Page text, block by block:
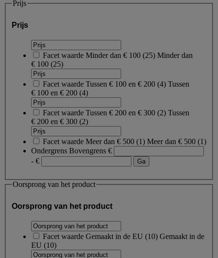
Prijs
Prijs
Facet waarde Minder dan € 100 (25) Minder dan
€ 100 (25)
Facet waarde Tussen € 100 en € 200 (4) Tussen
€ 100 en € 200 (4)
Facet waarde Tussen € 200 en € 300 (2) Tussen
€ 200 en € 300 (2)
Facet waarde Meer dan € 500 (1) Meer dan € 500 (1)
Ondergrens Bovengrens €
- €
Oorsprong van het product
Oorsprong van het product
Facet waarde Gemaakt in de EU (10) Gemaakt in de
EU (10)